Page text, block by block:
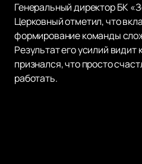
Генеральный директор БК
Церковный отметил, что
формирование команды
Результат его усилий
признался, что просто
работать.